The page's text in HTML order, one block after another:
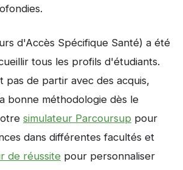
d'Accès Spécifique Santé) a été
tous les profils d'étudiants.
pas de partir avec des acquis,
bonne méthodologie dès le
simulateur Parcoursup pour
dans différentes facultés et
de réussite pour personnaliser